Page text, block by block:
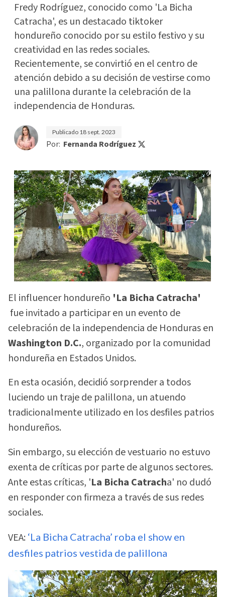
Fredy Rodríguez, conocido como 'La Bicha
Catracha', es un destacado tiktoker
hondureño conocido por su estilo festivo y su
creatividad en las redes sociales.
Recientemente, se convirtió en el centro de
atención debido a su decisión de vestirse como
una palillona durante la celebración de la
independencia de Honduras.
Publicado 18 sept. 2023
Por: Fernanda Rodríguez
El influencer hondureño 'La Bicha Catracha'
fue invitado a participar en un evento de
celebración de la independencia de Honduras en
Washington D.C., organizado por la comunidad
hondureña en Estados Unidos.
En esta ocasión, decidió sorprender a todos
luciendo un traje de palillona, un atuendo
tradicionalmente utilizado en los desfiles patrios
hondureños.
Sin embargo, su elección de vestuario no estuvo
exenta de críticas por parte de algunos sectores.
Ante estas críticas, 'La Bicha Catracha' no dudó
en responder con firmeza a través de sus redes
sociales.
VEA: ‘La Bicha Catracha’ roba el show en
desfiles patrios vestida de palillona